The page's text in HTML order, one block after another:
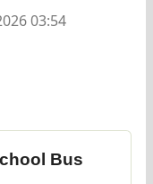
03:54
Bus